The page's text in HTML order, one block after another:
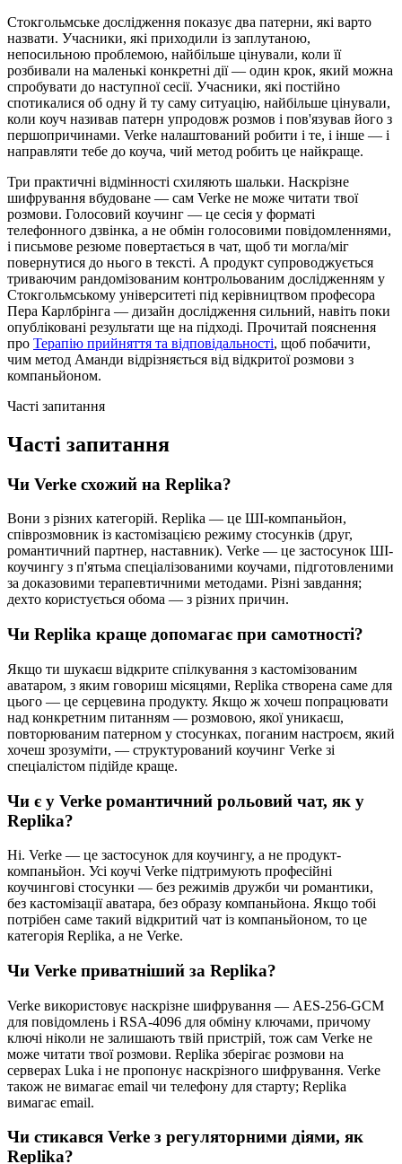
Стокгольмське дослідження показує два патерни, які варто
назвати. Учасники, які приходили із заплутаною,
непосильною проблемою, найбільше цінували, коли її
розбивали на маленькі конкретні дії — один крок, який можна
спробувати до наступної сесії. Учасники, які постійно
спотикалися об одну й ту саму ситуацію, найбільше цінували,
коли коуч називав патерн упродовж розмов і пов'язував його з
першопричинами. Verke налаштований робити і те, і інше — і
направляти тебе до коуча, чий метод робить це найкраще.
Три практичні відмінності схиляють шальки. Наскрізне
шифрування вбудоване — сам Verke не може читати твої
розмови. Голосовий коучинг — це сесія у форматі
телефонного дзвінка, а не обмін голосовими повідомленнями,
і письмове резюме повертається в чат, щоб ти могла/міг
повернутися до нього в тексті. А продукт супроводжується
триваючим рандомізованим контрольованим дослідженням у
Стокгольмському університеті під керівництвом професора
Пера Карлбрінга — дизайн дослідження сильний, навіть поки
опубліковані результати ще на підході. Прочитай пояснення
про Терапію прийняття та відповідальності, щоб побачити,
чим метод Аманди відрізняється від відкритої розмови з
компаньйоном.
Часті запитання
Часті запитання
Чи Verke схожий на Replika?
Вони з різних категорій. Replika — це ШІ-компаньйон,
співрозмовник із кастомізацією режиму стосунків (друг,
романтичний партнер, наставник). Verke — це застосунок ШІ-
коучингу з п'ятьма спеціалізованими коучами, підготовленими
за доказовими терапевтичними методами. Різні завдання;
дехто користується обома — з різних причин.
Чи Replika краще допомагає при самотності?
Якщо ти шукаєш відкрите спілкування з кастомізованим
аватаром, з яким говориш місяцями, Replika створена саме для
цього — це серцевина продукту. Якщо ж хочеш попрацювати
над конкретним питанням — розмовою, якої уникаєш,
повторюваним патерном у стосунках, поганим настроєм, який
хочеш зрозуміти, — структурований коучинг Verke зі
спеціалістом підійде краще.
Чи є у Verke романтичний рольовий чат, як у
Replika?
Ні. Verke — це застосунок для коучингу, а не продукт-
компаньйон. Усі коучі Verke підтримують професійні
коучингові стосунки — без режимів дружби чи романтики,
без кастомізації аватара, без образу компаньйона. Якщо тобі
потрібен саме такий відкритий чат із компаньйоном, то це
категорія Replika, а не Verke.
Чи Verke приватніший за Replika?
Verke використовує наскрізне шифрування — AES-256-GCM
для повідомлень і RSA-4096 для обміну ключами, причому
ключі ніколи не залишають твій пристрій, тож сам Verke не
може читати твої розмови. Replika зберігає розмови на
серверах Luka і не пропонує наскрізного шифрування. Verke
також не вимагає email чи телефону для старту; Replika
вимагає email.
Чи стикався Verke з регуляторними діями, як
Replika?